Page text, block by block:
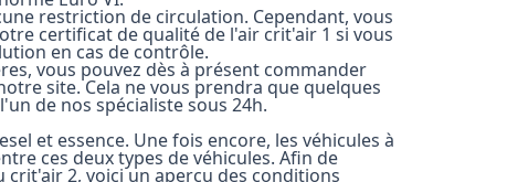
restriction de circulation. Cependant, vous
certificat de qualité de l'air crit'air 1 si vous
en cas de contrôle.
vous pouvez dès à présent commander
site. Cela ne vous prendra que quelques
de nos spécialiste sous 24h.
et essence. Une fois encore, les véhicules à
ces deux types de véhicules. Afin de
crit'air 2, voici un aperçu des conditions